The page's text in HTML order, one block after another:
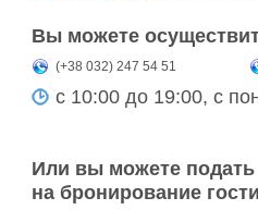
Вы можете
(+38 032) 247 54 51
с 10:00 до 19:00, с
Или вы можете подать
на бронирование